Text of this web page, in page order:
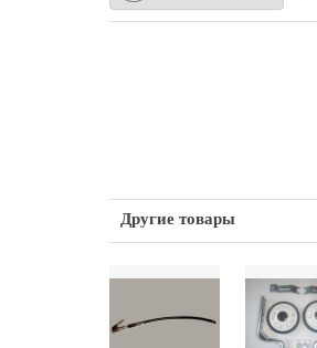
Другие товары